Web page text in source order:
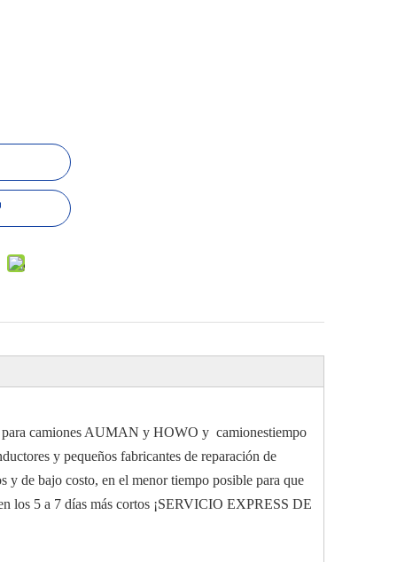
para camiones AUMAN y HOWO y camionestiempo
y pequeños fabricantes de reparación de
y de bajo costo, en el menor tiempo posible para que
los 5 a 7 días más cortos ¡SERVICIO EXPRESS DE